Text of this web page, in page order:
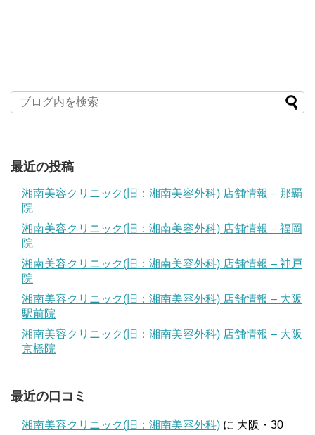
最近の投稿
湘南美容クリニック(旧：湘南美容外科) 店舗情報 – 那覇
院
湘南美容クリニック(旧：湘南美容外科) 店舗情報 – 福岡
院
湘南美容クリニック(旧：湘南美容外科) 店舗情報 – 神戸
院
湘南美容クリニック(旧：湘南美容外科) 店舗情報 – 大阪
駅前院
湘南美容クリニック(旧：湘南美容外科) 店舗情報 – 大阪
京橋院
最近の口コミ
湘南美容クリニック(旧：湘南美容外科) に 大阪・30